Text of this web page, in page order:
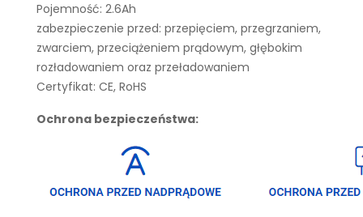
Pojemność: 2.6Ah
zabezpieczenie przed: przepięciem, przegrzaniem,
zwarciem, przeciążeniem prądowym, głębokim
rozładowaniem oraz przeładowaniem
Certyfikat: CE, RoHS
Ochrona bezpieczeństwa: